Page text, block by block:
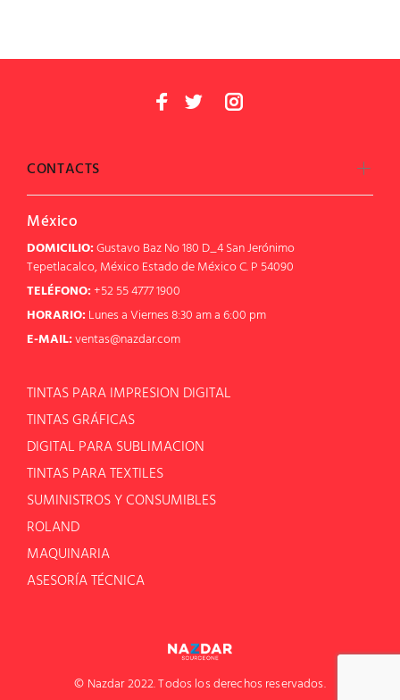
CONTACTS
México
DOMICILIO:Gustavo Baz No 180 D_4 San Jerónimo
Tepetlacalco, México Estado de México C. P 54090
TELÉFONO:+52 55 4777 1900
HORARIO: Lunes a Viernes 8:30 am a 6:00 pm
E-MAIL:ventas@nazdar.com
TINTAS PARA IMPRESION DIGITAL
TINTAS GRÁFICAS
DIGITAL PARA SUBLIMACION
TINTAS PARA TEXTILES
SUMINISTROS Y CONSUMIBLES
ROLAND
MAQUINARIA
ASESORÍA TÉCNICA
© Nazdar 2022. Todos los derechos reservados.